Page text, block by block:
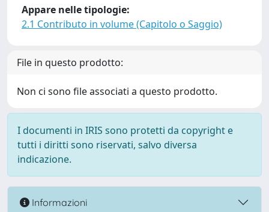
Appare nelle tipologie:
2.1 Contributo in volume (Capitolo o Saggio)
File in questo prodotto:
Non ci sono file associati a questo prodotto.
I documenti in IRIS sono protetti da copyright e
tutti i diritti sono riservati, salvo diversa
indicazione.
Informazioni